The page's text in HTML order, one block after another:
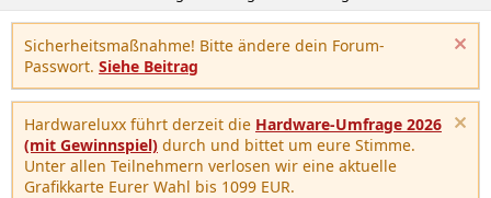
Sicherheitsmaßnahme! Bitte ändere dein Forum-
Passwort. Siehe Beitrag
Hardwareluxx führt derzeit die Hardware-Umfrage 2026
(mit Gewinnspiel) durch und bittet um eure Stimme.
Unter allen Teilnehmern verlosen wir eine aktuelle
Grafikkarte Eurer Wahl bis 1099 EUR.